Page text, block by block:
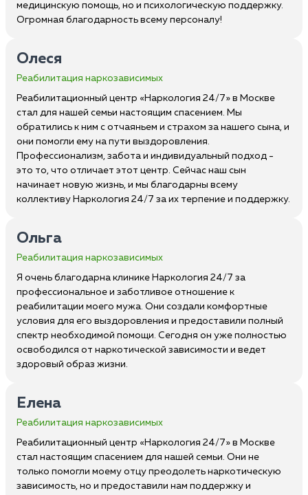
медицинскую помощь, но и психологическую поддержку.
Огромная благодарность всему персоналу!
Олеся
Реабилитация наркозависимых
Реабилитационный центр «Наркология 24/7» в Москве
стал для нашей семьи настоящим спасением. Мы
обратились к ним с отчаяньем и страхом за нашего сына, и
они помогли ему на пути выздоровления.
Профессионализм, забота и индивидуальный подход -
это то, что отличает этот центр. Сейчас наш сын
начинает новую жизнь, и мы благодарны всему
коллективу Наркология 24/7 за их терпение и поддержку.
Ольга
Реабилитация наркозависимых
Я очень благодарна клинике Наркология 24/7 за
профессиональное и заботливое отношение к
реабилитации моего мужа. Они создали комфортные
условия для его выздоровления и предоставили полный
спектр необходимой помощи. Сегодня он уже полностью
освободился от наркотической зависимости и ведет
здоровый образ жизни.
Елена
Реабилитация наркозависимых
Реабилитационный центр «Наркология 24/7» в Москве
стал настоящим спасением для нашей семьи. Они не
только помогли моему отцу преодолеть наркотическую
зависимость, но и предоставили нам поддержку и